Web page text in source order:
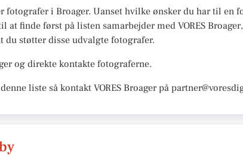
fotografer i Broager. Uanset hvilke ønsker du har til en
at finde først på listen samarbejder med VORES
du støtter disse udvalgte fotografer.
og direkte kontakte fotograferne.
liste så kontakt VORES Broager på